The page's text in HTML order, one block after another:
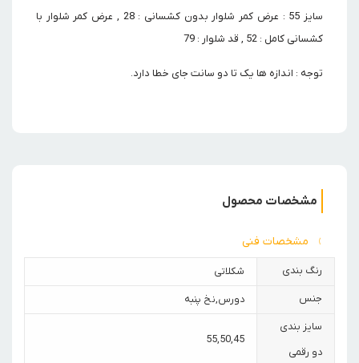
سایز 55 : عرض کمر شلوار بدون کشسانی : 28 , عرض کمر شلوار با
کشسانی کامل : 52 , قد شلوار : 79
توجه : اندازه ها یک تا دو سانت جای خطا دارد.
مشخصات محصول
مشخصات فنی
رنگ بندی شکلاتی
جنس دورس,نخ پنبه
سایز بندی
دو رقمی
45
,
50
,
55